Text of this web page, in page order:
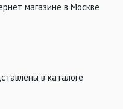
магазине в Москве
в каталоге